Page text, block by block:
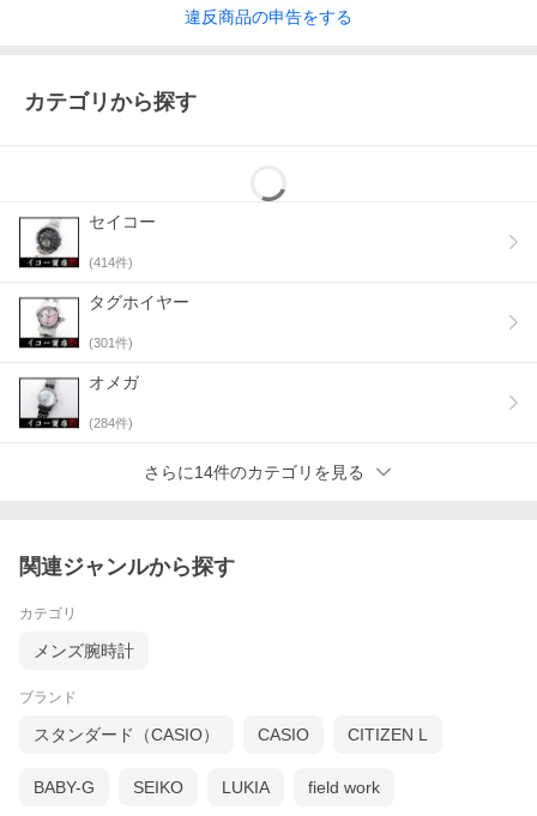
違反商品の申告をする
カテゴリから探す
セイコー
(414件)
タグホイヤー
(301件)
オメガ
(284件)
さらに14件のカテゴリを見る
関連ジャンルから探す
カテゴリ
メンズ腕時計
ブランド
スタンダード（CASIO） CASIO CITIZEN L
BABY-G SEIKO LUKIA field work